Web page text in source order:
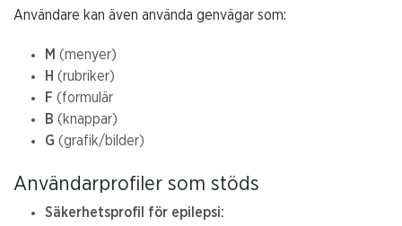
Användare kan även använda genvägar som:
M (menyer)
H (rubriker)
F (formulär
B (knappar)
G (grafik/bilder)
Användarprofiler som stöds
Säkerhetsprofil för epilepsi: